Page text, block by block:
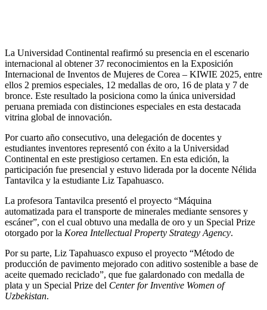
La Universidad Continental reafirmó su presencia en el escenario
internacional al obtener 37 reconocimientos en la Exposición
Internacional de Inventos de Mujeres de Corea – KIWIE 2025, entre
ellos 2 premios especiales, 12 medallas de oro, 16 de plata y 7 de
bronce. Este resultado la posiciona como la única universidad
peruana premiada con distinciones especiales en esta destacada
vitrina global de innovación.
Por cuarto año consecutivo, una delegación de docentes y
estudiantes inventores representó con éxito a la Universidad
Continental en este prestigioso certamen. En esta edición, la
participación fue presencial y estuvo liderada por la docente Nélida
Tantavilca y la estudiante Liz Tapahuasco.
La profesora Tantavilca presentó el proyecto “Máquina
automatizada para el transporte de minerales mediante sensores y
escáner”, con el cual obtuvo una medalla de oro y un Special Prize
otorgado por la Korea Intellectual Property Strategy Agency.
Por su parte, Liz Tapahuasco expuso el proyecto “Método de
producción de pavimento mejorado con aditivo sostenible a base de
aceite quemado reciclado”, que fue galardonado con medalla de
plata y un Special Prize del Center for Inventive Women of
Uzbekistan.